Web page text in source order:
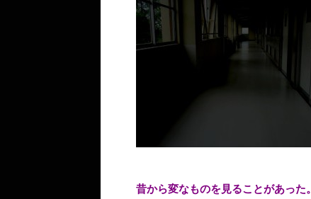
昔から変なものを見ることがあった。